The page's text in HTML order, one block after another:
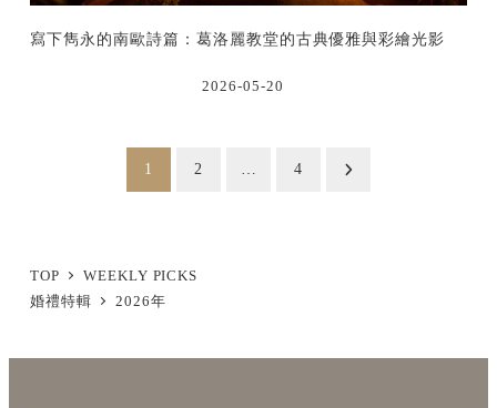
寫下雋永的南歐詩篇：葛洛麗教堂的古典優雅與彩繪光影
2026-05-20
ペ
ー
ジ
1 2 4
TOP
WEEKLY PICKS
婚禮特輯
2026年